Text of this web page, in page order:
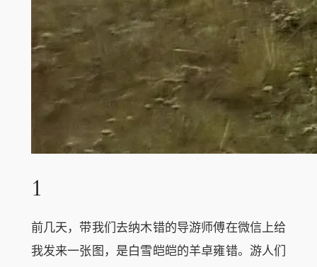
1
前几天，带我们去纳木错的导游师傅在微信上给
我发来一张图，是白雪皑皑的羊卓雍错。游人们